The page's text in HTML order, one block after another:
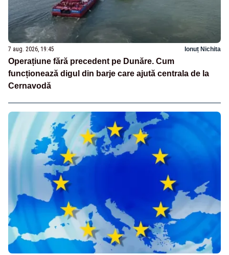
7 aug. 2026, 19:45 Ionuț Nichita
Operațiune fără precedent pe Dunăre. Cum
funcționează digul din barje care ajută centrala de la
Cernavodă